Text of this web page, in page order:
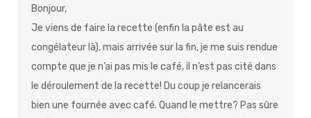
Bonjour,
Je viens de faire la recette (enfin la pâte est au
congélateur là), mais arrivée sur la fin, je me suis rendue
compte que je n’ai pas mis le café, il n’est pas cité dans
le déroulement de la recette! Du coup je relancerais
bien une fournée avec café. Quand le mettre? Pas sûre